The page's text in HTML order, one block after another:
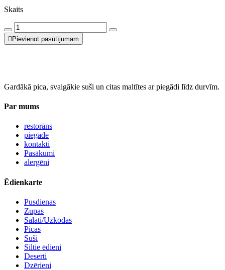
Skaits
Pievienot pasūtījumam
Gardākā pica, svaigākie suši un citas maltītes ar piegādi līdz durvīm.
Par mums
restorāns
piegāde
kontakti
Pasākumi
alergēni
Ēdienkarte
Pusdienas
Zupas
Salāti/Uzkodas
Picas
Suši
Siltie ēdieni
Deserti
Dzērieni